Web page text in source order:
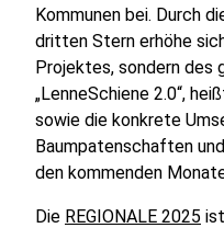
Kommunen bei. Durch
dritten Stern erhöhe
Projektes, sondern des
„LenneSchiene 2.0“,
sowie die konkrete
Baumpatenschaften
den kommenden
Die REGIONALE 2025